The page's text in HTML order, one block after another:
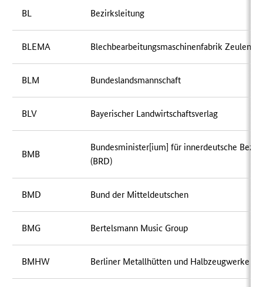
BL Bezirksleitung
BLEMA Blechbearbeitungsmaschinenfabrik
BLM Bundeslandsmannschaft
BLV Bayerischer Landwirtschaftsverlag
BMB
Bundesminister[ium] für innerdeutsche
(BRD)
BMD Bund der Mitteldeutschen
BMG Bertelsmann Music Group
BMHW Berliner Metallhütten und Halbzeugwerke